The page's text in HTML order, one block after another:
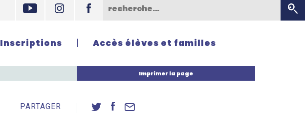
Inscriptions Accès élèves et familles
Imprimer la page
PARTAGER